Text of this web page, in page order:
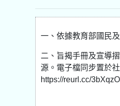
一、依據教育部國民
二、旨揭手冊及宣導
源。電子檔同步置於
https://reurl.cc/